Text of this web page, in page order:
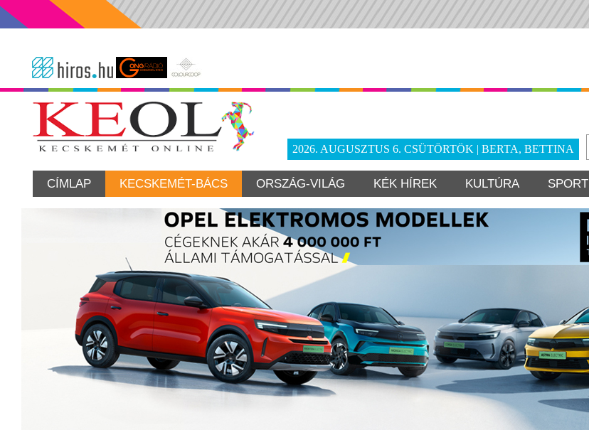
2026. AUGUSZTUS 6. CSÜTÖRTÖK | BERTA, BETTINA
CÍMLAP KECSKEMÉT-BÁCS ORSZÁG-VILÁG KÉK HÍREK KULTÚRA SPORT